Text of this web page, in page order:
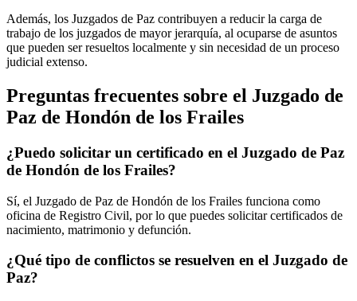
Además, los Juzgados de Paz contribuyen a reducir la carga de
trabajo de los juzgados de mayor jerarquía, al ocuparse de asuntos
que pueden ser resueltos localmente y sin necesidad de un proceso
judicial extenso.
Preguntas frecuentes sobre el Juzgado de
Paz de Hondón de los Frailes
¿Puedo solicitar un certificado en el Juzgado de Paz
de Hondón de los Frailes?
Sí, el Juzgado de Paz de Hondón de los Frailes funciona como
oficina de Registro Civil, por lo que puedes solicitar certificados de
nacimiento, matrimonio y defunción.
¿Qué tipo de conflictos se resuelven en el Juzgado de
Paz?